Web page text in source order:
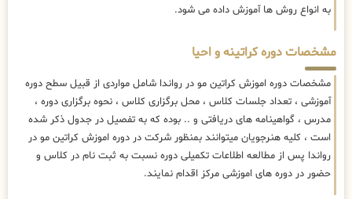
به انواع روش ها آموزش داده می شود.
مشخصات دوره کراتینه و احیا
مشخصات دوره اموزش کراتین مو در رواندا شامل مواردی از قبیل سطح دوره
آموزشی ، تعداد جلسات کلاس ، محل برگزاری کلاس ، نحوه برگزاری دوره ،
مدرس ، گواهینامه های دریافتی و .. بوده که به تفصیل در جدول ذکر شده
است ، کلیه هنرجویان میتوانند بمنظور شرکت در دوره اموزش کراتین مو در
رواندا پس از مطالعه اطلاعات تکمیلی دوره نسبت به ثبت نام در کلاس و
حضور در دوره های اموزشی مرکز اقدام نمایند.